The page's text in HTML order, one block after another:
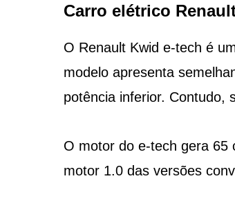
Carro elétrico
O Renault Kwid e-tech é
modelo apresenta
potência inferior. Contudo,
O motor do e-tech gera 65
motor 1.0 das versões